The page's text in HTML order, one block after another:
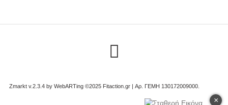
Zmarkt v.2.3.4 by WebARTing ©2025 Fitaction.gr | Αρ. ΓΕΜΗ 130172009000.
×